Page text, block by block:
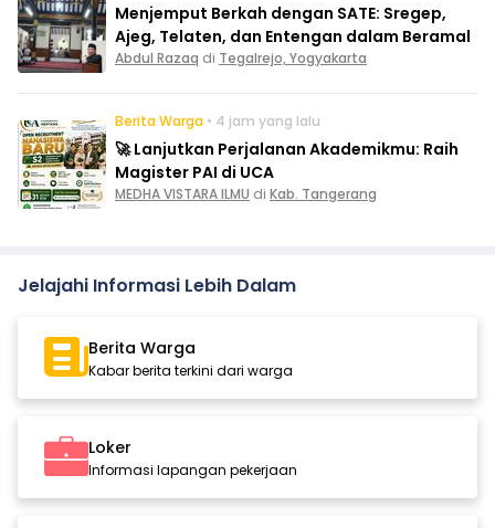
Menjemput Berkah dengan SATE: Sregep,
Ajeg, Telaten, dan Entengan dalam Beramal
Abdul Razaq di Tegalrejo, Yogyakarta
Berita Warga • 4 jam yang lalu
🚀 Lanjutkan Perjalanan Akademikmu: Raih
Magister PAI di UCA
MEDHA VISTARA ILMU di Kab. Tangerang
Jelajahi Informasi Lebih Dalam
Berita Warga
Kabar berita terkini dari warga
Loker
Informasi lapangan pekerjaan